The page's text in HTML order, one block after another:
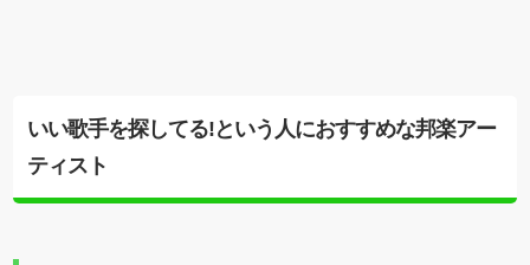
いい歌手を探してる!という人におすすめな邦楽アー
ティスト